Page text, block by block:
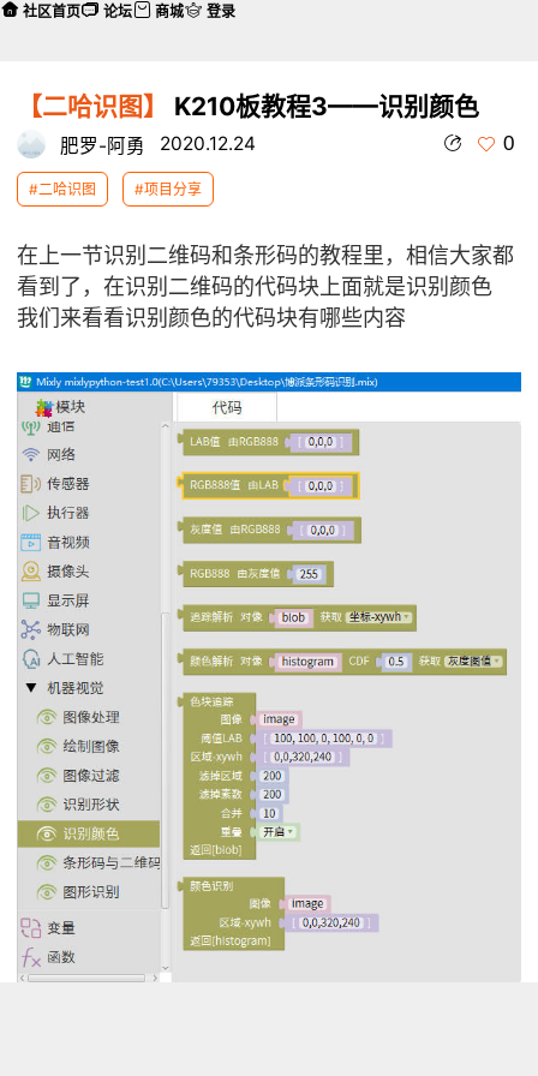
【二哈识图】 K210板教程3——识别颜色
肥罗-阿勇 2020.12.24 0
#二哈识图 #项目分享
本帖最后由 肥罗-阿勇 于 2023-3-18 12:23 编辑
在上一节识别二维码和条形码的教程里，相信大家都
看到了，在识别二维码的代码块上面就是识别颜色
我们来看看识别颜色的代码块有哪些内容
社区首页 论坛 商城 登录